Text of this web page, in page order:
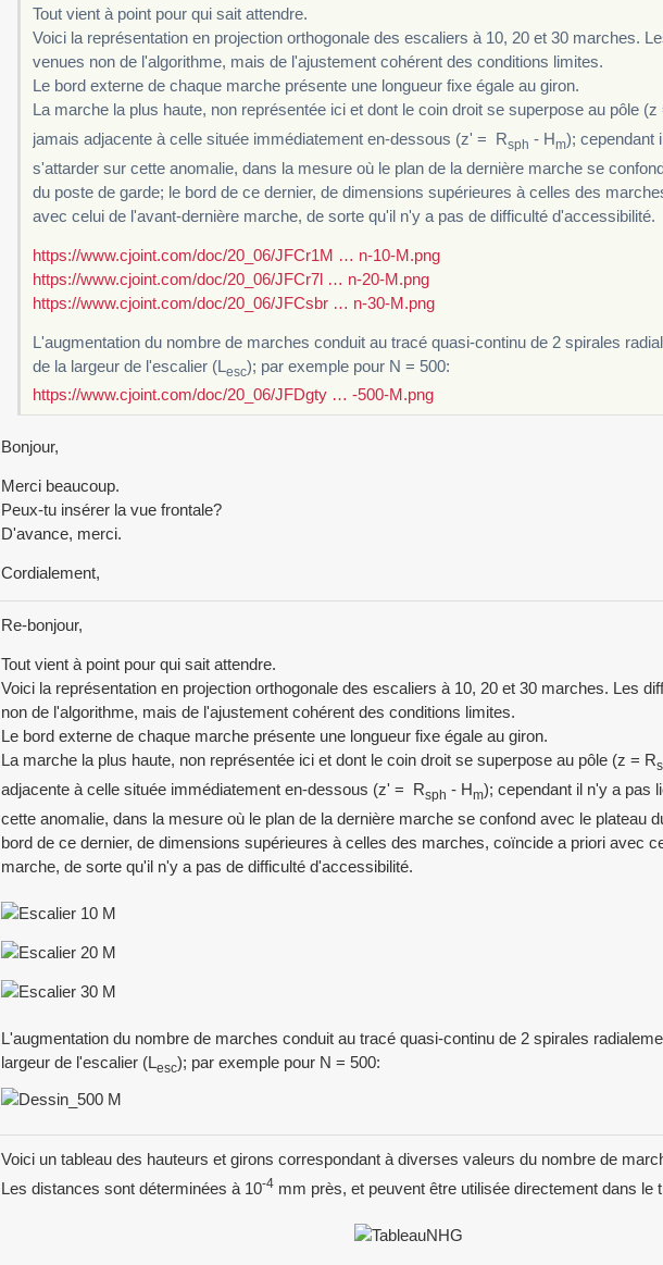
Tout vient à point pour qui sait attendre.
Voici la représentation en projection orthogonale des escaliers à 10, 20 et 30 marches.
venues non de l'algorithme, mais de l'ajustement cohérent des conditions limites.
Le bord externe de chaque marche présente une longueur fixe égale au giron.
La marche la plus haute, non représentée ici et dont le coin droit se superpose au pôle (z
jamais adjacente à celle située immédiatement en-dessous (z' = Rsph - Hm); cependant
s'attarder sur cette anomalie, dans la mesure où le plan de la dernière marche se
du poste de garde; le bord de ce dernier, de dimensions supérieures à celles des
avec celui de l'avant-dernière marche, de sorte qu'il n'y a pas de difficulté d'accessibilité.
https://www.cjoint.com/doc/20_06/JFCr1M … n-10-M.png
https://www.cjoint.com/doc/20_06/JFCr7l … n-20-M.png
https://www.cjoint.com/doc/20_06/JFCsbr … n-30-M.png
L'augmentation du nombre de marches conduit au tracé quasi-continu de 2 spirales
de la largeur de l'escalier (L esc); par exemple pour N = 500:
https://www.cjoint.com/doc/20_06/JFDgty … -500-M.png
Bonjour,
Merci beaucoup.
Peux-tu insérer la vue frontale?
D'avance, merci.
Cordialement,
Re-bonjour,
Tout vient à point pour qui sait attendre.
Voici la représentation en projection orthogonale des escaliers à 10, 20 et 30 marches. Les
non de l'algorithme, mais de l'ajustement cohérent des conditions limites.
Le bord externe de chaque marche présente une longueur fixe égale au giron.
La marche la plus haute, non représentée ici et dont le coin droit se superpose au pôle (z = R
adjacente à celle située immédiatement en-dessous (z' = Rsph - Hm); cependant il n'y a pas
cette anomalie, dans la mesure où le plan de la dernière marche se confond avec le plateau
bord de ce dernier, de dimensions supérieures à celles des marches, coïncide a priori avec
marche, de sorte qu'il n'y a pas de difficulté d'accessibilité.
L'augmentation du nombre de marches conduit au tracé quasi-continu de 2 spirales
largeur de l'escalier (Lesc); par exemple pour N = 500:
Voici un tableau des hauteurs et girons correspondant à diverses valeurs du nombre de
Les distances sont déterminées à 10-4 mm près, et peuvent être utilisée directement dans le